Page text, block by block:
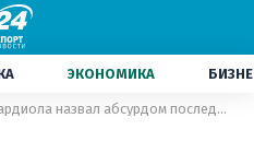
ЭКОНОМИКА
Гвардиола назвал абсурдом последние успехи "Шахтера" в Лиге чемпионов